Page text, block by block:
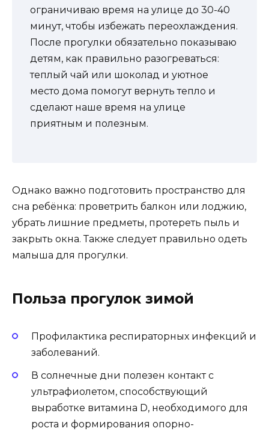
ограничиваю время на улице до 30-40
минут, чтобы избежать переохлаждения.
После прогулки обязательно показываю
детям, как правильно разогреваться:
теплый чай или шоколад и уютное
место дома помогут вернуть тепло и
сделают наше время на улице
приятным и полезным.
Однако важно подготовить пространство для
сна ребёнка: проветрить балкон или лоджию,
убрать лишние предметы, протереть пыль и
закрыть окна. Также следует правильно одеть
малыша для прогулки.
Польза прогулок зимой
Профилактика респираторных инфекций и
заболеваний.
В солнечные дни полезен контакт с
ультрафиолетом, способствующий
выработке витамина D, необходимого для
роста и формирования опорно-